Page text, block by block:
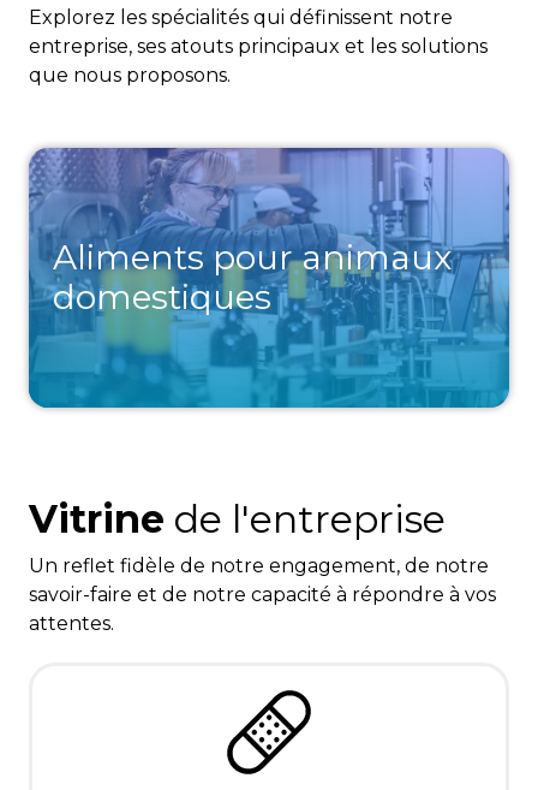
Explorez les spécialités qui définissent notre
entreprise, ses atouts principaux et les solutions
que nous proposons.
Aliments pour animaux
domestiques
Vitrine de l'entreprise
Un reflet fidèle de notre engagement, de notre
savoir-faire et de notre capacité à répondre à vos
attentes.